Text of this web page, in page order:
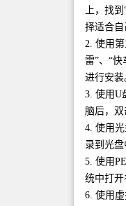
上，找
择适合自
2. 使用
雷”、“
进行安装
3. 使用U
脑后，双
4. 使用
录到光盘
5. 使用
统中打开
6. 使用